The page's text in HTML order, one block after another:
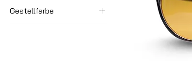
Gestellfarbe